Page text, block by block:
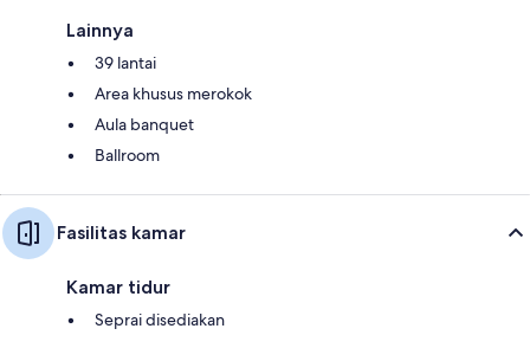
Lainnya
39 lantai
Area khusus merokok
Aula banquet
Ballroom
Fasilitas kamar
Kamar tidur
Seprai disediakan